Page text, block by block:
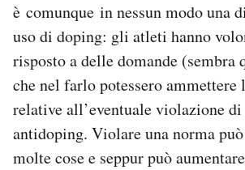
è comunque in nessun modo una
uso di doping: gli atleti hanno
risposto a delle domande (sembra
che nel farlo potessero ammettere
relative all’eventuale violazione
antidoping. Violare una norma
molte cose e seppur può